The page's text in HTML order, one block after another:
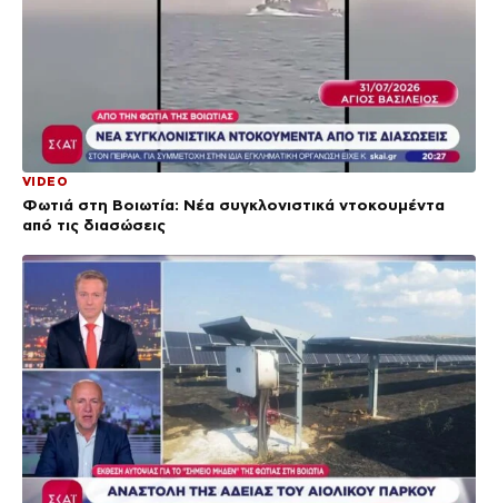
VIDEO
Φωτιά στη Βοιωτία: Νέα συγκλονιστικά ντοκουμέντα
από τις διασώσεις